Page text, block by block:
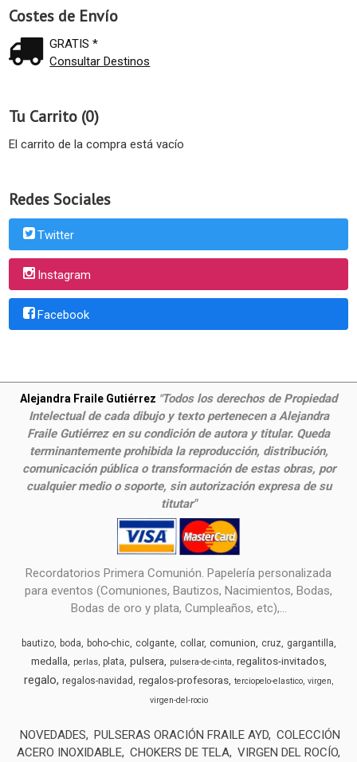
Costes de Envío
GRATIS *
Consultar Destinos
Tu Carrito (0)
El carrito de la compra está vacío
Redes Sociales
Twitter
Instagram
Facebook
Alejandra Fraile Gutiérrez "Todos los derechos de Propiedad
Intelectual de cada dibujo y texto pertenecen a Alejandra
Fraile Gutiérrez en su condición de autora y titular. Queda
terminantemente prohibida la reproducción, distribución,
comunicación pública o transformación de estas obras, por
cualquier medio o soporte, sin autorización expresa de su
titutar"
Recordatorios Primera Comunión. Papelería personalizada
para eventos (Comuniones, Bautizos, Nacimientos, Bodas,
Bodas de oro y plata, Cumpleaños, etc),...
bautizo boda boho-chic colgante collar comunion cruz gargantilla
medalla perlas plata pulsera pulsera-de-cinta regalitos-invitados
regalo regalos-navidad regalos-profesoras terciopelo-elastico virgen
virgen-del-rocio
NOVEDADES PULSERAS ORACIÓN FRAILE AYD COLECCIÓN
ACERO INOXIDABLE CHOKERS DE TELA VIRGEN DEL ROCÍO